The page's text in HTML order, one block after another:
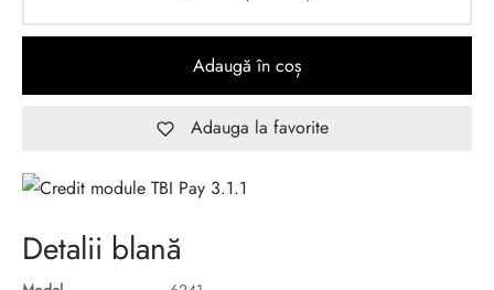
Adaugă în coș
Adauga la favorite
Detalii blană